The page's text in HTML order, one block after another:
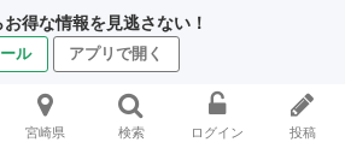
得な情報を見逃さない！
ル アプリで開く
宮崎県 検索 ログイン 投稿